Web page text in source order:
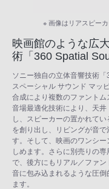
※ 画像はリアスピー
映画館のような広
術「360 Spatial
ソニー独自の立体音響技術
スペーシャル サウンド マッ
合成により複数のファントム
音場最適化技術により、天
し、スピーカーの置かれて
を創り出し、リビングが音
す。そして、映画のワンシ
しめます。さらに別売りの
で、後方にもリアル／ファン
音に包み込まれるような圧
ます。